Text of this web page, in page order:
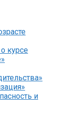
курсе
и